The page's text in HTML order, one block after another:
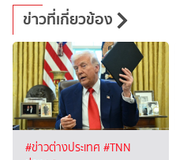
ข่าวที่เกี่ยวข้อง
#ข่าวต่างประเทศ #TNN